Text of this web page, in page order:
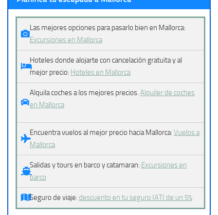
Las mejores opciones para pasarlo bien en Mallorca:
Excursiones en Mallorca
Hoteles donde alojarte con cancelación gratuita y al
mejor precio: Hoteles en Mallorca
Alquila coches a los mejores precios. Alquiler de coches
en Mallorca
Encuentra vuelos al mejor precio hacia Mallorca: Vuelos a
Mallorca
Salidas y tours en barco y catamaran: Excursiones en
barco
Seguro de viaje: descuento en tu seguro IATI de un 5%